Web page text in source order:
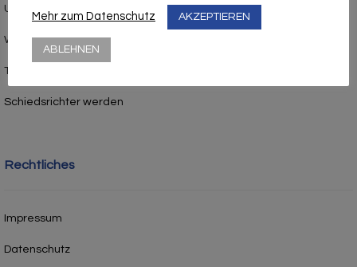
Unsere Geburtstagskinder
Werner-Seelenbinder-Stadion
Trainersuche
Schiedsrichter werden
Rechtliches
Impressum
Datenschutz
Mehr zum Datenschutz AKZEPTIEREN
ABLEHNEN